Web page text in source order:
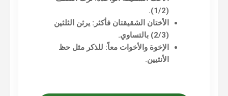
الأختان الشقيقتان فأكثر:يرثن الثلثين
الإخوة والأخوات معاً:للذكر مثل حظ
الأنثيين.